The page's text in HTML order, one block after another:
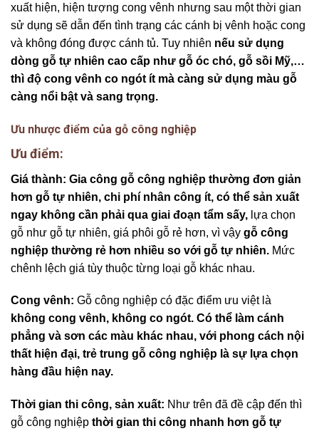
xuất hiện, hiện tượng cong vênh nhưng sau một thời gian
sử dụng sẽ dẫn đến tình trạng các cánh bị vênh hoặc cong
và không đóng được cánh tủ. Tuy nhiên nếu sử dụng
dòng gỗ tự nhiên cao cấp như gỗ óc chó, gỗ sồi Mỹ,…
thì độ cong vênh co ngót ít mà càng sử dụng màu gỗ
càng nổi bật và sang trọng.
Ưu nhược điểm của gỗ công nghiệp
Ưu điểm:
Giá thành: Gia công gỗ công nghiệp thường đơn giản
hơn gỗ tự nhiên, chi phí nhân công ít, có thể sản xuất
ngay không cần phải qua giai đoạn tẩm sấy, lựa chọn
gỗ như gỗ tự nhiên, giá phôi gỗ rẻ hơn, vì vậy gỗ công
nghiệp thường rẻ hơn nhiều so với gỗ tự nhiên. Mức
chênh lệch giá tùy thuộc từng loại gỗ khác nhau.
Cong vênh: Gỗ công nghiệp có đặc điểm ưu việt là
không cong vênh, không co ngót. Có thể làm cánh
phẳng và sơn các màu khác nhau, với phong cách nội
thất hiện đại, trẻ trung gỗ công nghiệp là sự lựa chọn
hàng đầu hiện nay.
Thời gian thi công, sản xuất: Như trên đã đề cập đến thì
gỗ công nghiệp thời gian thi công nhanh hơn gỗ tự